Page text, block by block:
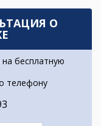
О
бесплатную
телефону